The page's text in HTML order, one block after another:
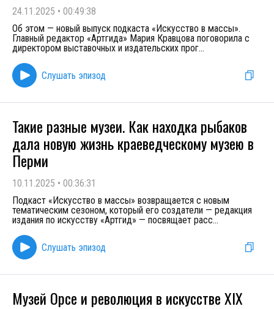
24.11.2025 • 00:49:38
Об этом — новый выпуск подкаста «Искусство в массы».
Главный редактор «Артгида» Мария Кравцова поговорила с
директором выставочных и издательских прог...
Слушать эпизод
Такие разные музеи. Как находка рыбаков
дала новую жизнь краеведческому музею в
Перми
10.11.2025 • 00:36:31
Подкаст «Искусство в массы» возвращается с новым
тематическим сезоном, который его создатели — редакция
издания по искусству «Артгид» — посвящает расс...
Слушать эпизод
Музей Орсе и революция в искусстве XIX